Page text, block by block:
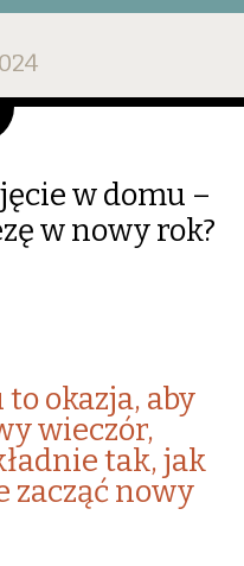
w domu –
w nowy rok?
okazja, aby
wieczór,
tak, jak
zacząć nowy